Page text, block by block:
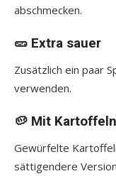
abschmecken.
🥒 Extra sauer
Zusätzlich ein paar
verwenden.
🥔 Mit Kartoffeln
Gewürfelte
sättigendere